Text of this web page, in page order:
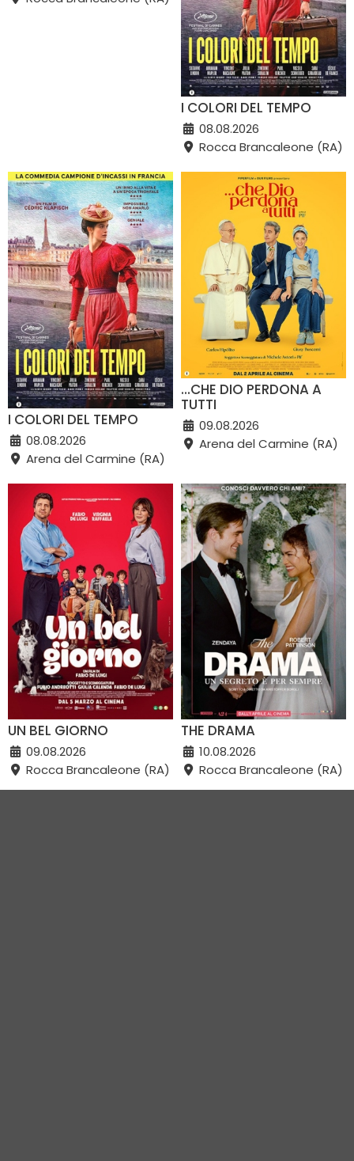
I COLORI DEL TEMPO
08.08.2026
Rocca Brancaleone (RA)
I COLORI DEL TEMPO
08.08.2026
Arena del Carmine (RA)
...CHE DIO PERDONA A
TUTTI
09.08.2026
Arena del Carmine (RA)
UN BEL GIORNO
09.08.2026
Rocca Brancaleone (RA)
THE DRAMA
10.08.2026
Rocca Brancaleone (RA)